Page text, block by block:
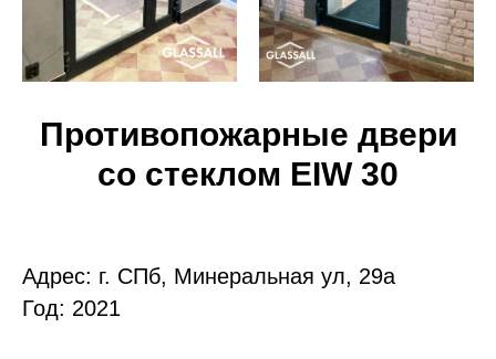
Противопожарные двери
со стеклом EIW 30
Адрес: г. СПб, Минеральная ул, 29а
Год: 2021